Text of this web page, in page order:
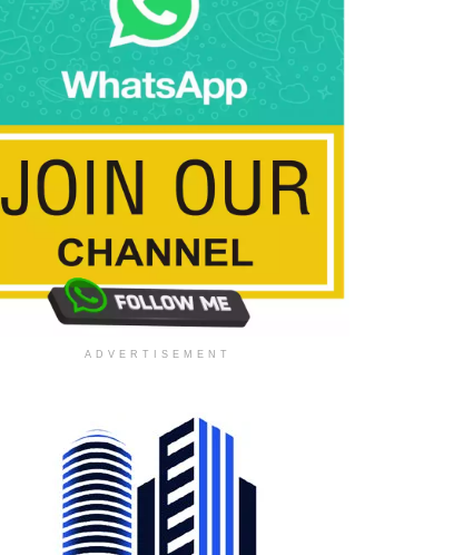
ADVERTISEMENT